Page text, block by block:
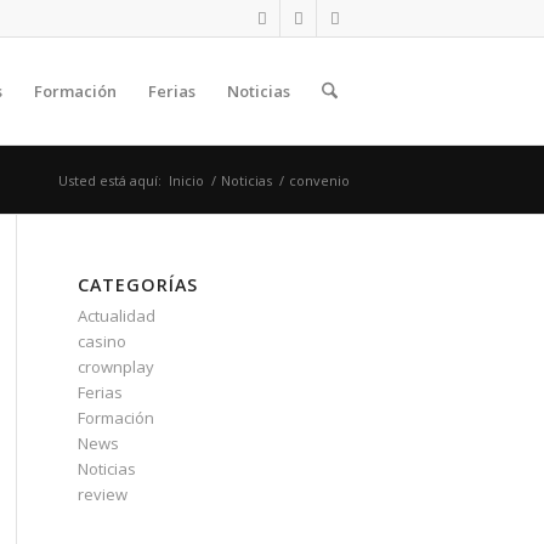
Formación Ferias Noticias
Usted está aquí: Inicio / Noticias / convenio
CATEGORÍAS
Actualidad
casino
crownplay
Ferias
Formación
News
Noticias
review